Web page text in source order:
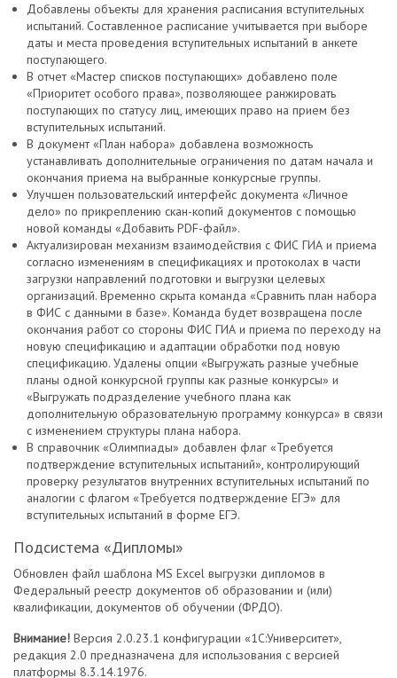
Добавлены объекты для хранения расписания вступительных
испытаний. Составленное расписание учитывается при выборе
даты и места проведения вступительных испытаний в анкете
поступающего.
В отчет «Мастер списков поступающих» добавлено поле
«Приоритет особого права», позволяющее ранжировать
поступающих по статусу лиц, имеющих право на прием без
вступительных испытаний.
В документ «План набора» добавлена возможность
устанавливать дополнительные ограничения по датам начала и
окончания приема на выбранные конкурсные группы.
Улучшен пользовательский интерфейс документа «Личное
дело» по прикреплению скан-копий документов с помощью
новой команды «Добавить PDF-файл».
Актуализирован механизм взаимодействия с ФИС ГИА и приема
согласно изменениям в спецификациях и протоколах в части
загрузки направлений подготовки и выгрузки целевых
организаций. Временно скрыта команда «Сравнить план набора
в ФИС с данными в базе». Команда будет возвращена после
окончания работ со стороны ФИС ГИА и приема по переходу на
новую спецификацию и адаптации обработки под новую
спецификацию. Удалены опции «Выгружать разные учебные
планы одной конкурсной группы как разные конкурсы» и
«Выгружать подразделение учебного плана как
дополнительную образовательную программу конкурса» в связи
с изменением структуры плана набора.
В справочник «Олимпиады» добавлен флаг «Требуется
подтверждение вступительных испытаний», контролирующий
проверку результатов внутренних вступительных испытаний по
аналогии с флагом «Требуется подтверждение ЕГЭ» для
вступительных испытаний в форме ЕГЭ.
Подсистема «Дипломы»
Обновлен файл шаблона MS Excel выгрузки дипломов в
Федеральный реестр документов об образовании и (или)
квалификации, документов об обучении (ФРДО).
Внимание! Версия 2.0.23.1 конфигурации «1С:Университет»,
редакция 2.0 предназначена для использования с версией
платформы 8.3.14.1976.